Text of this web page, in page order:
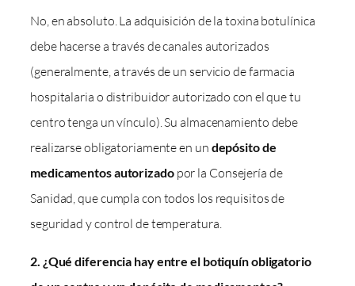
No, en absoluto. La adquisición de la toxina botulínica
debe hacerse a través de canales autorizados
(generalmente, a través de un servicio de farmacia
hospitalaria o distribuidor autorizado con el que tu
centro tenga un vínculo). Su almacenamiento debe
realizarse obligatoriamente en un depósito de
medicamentos autorizadopor la Consejería de
Sanidad, que cumpla con todos los requisitos de
seguridad y control de temperatura.
2. ¿Qué diferencia hay entre el botiquín obligatorio